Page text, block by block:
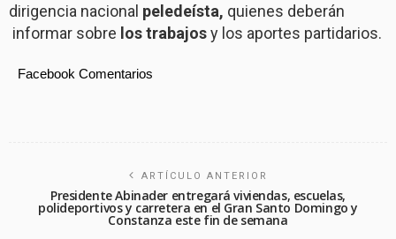
dirigencia nacional peledeísta, quienes deberán
informar sobre los trabajosy los aportes partidarios.
Facebook Comentarios
ARTÍCULO ANTERIOR
Presidente Abinader entregará viviendas, escuelas,
polideportivos y carretera en el Gran Santo Domingo y
Constanza este fin de semana